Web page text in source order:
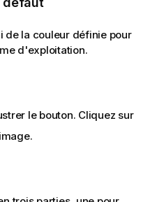
de la couleur définie pour
d'exploitation.
le bouton. Cliquez sur